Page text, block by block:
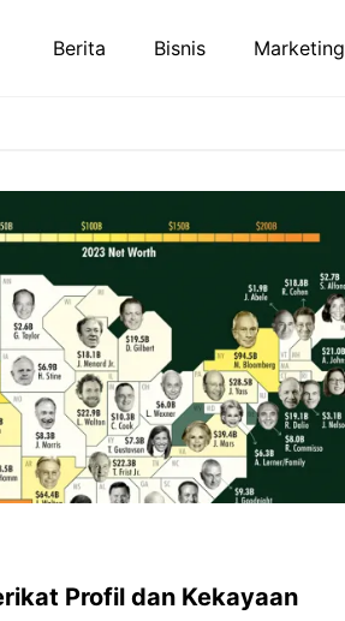
Berita Bisnis Marketing
Profil dan Kekayaan